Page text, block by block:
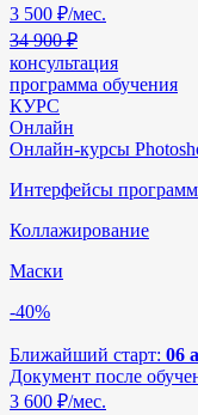
3 500 ₽/мес.
34 900 ₽
консультация
программа обучения
КУРС
Онлайн
Онлайн-курсы
Интерфейсы
Коллажирование
Маски
-40%
Ближайший старт: 06
Документ после
3 600 ₽/мес.